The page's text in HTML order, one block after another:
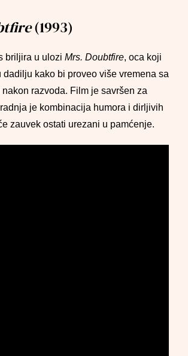
(1993)
briljira u uloziMrs. Doubtfire, oca koji
dadilju kako bi proveo više vremena sa
razvoda. Film je savršen za
je kombinacija humora i dirljivih
zauvek ostati urezani u pamćenje.